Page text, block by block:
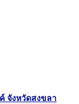
จังหวัดสงขลา